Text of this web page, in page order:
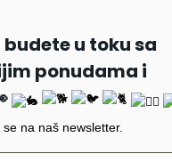
u toku sa
ponudama i
se na naš newsletter.